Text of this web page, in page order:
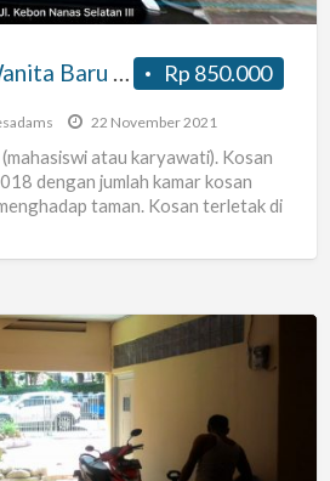
Rp 850.000
Kosan Khusus Wanita Baru Direnovasi Daerah Cawang-Otista
22 November 2021
atau karyawati). Kosan
dengan jumlah kamar kosan
taman. Kosan terletak di